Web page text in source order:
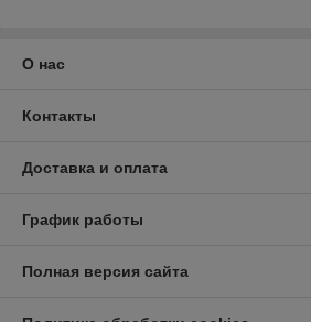
О нас
Контакты
Доставка и оплата
График работы
Полная версия сайта